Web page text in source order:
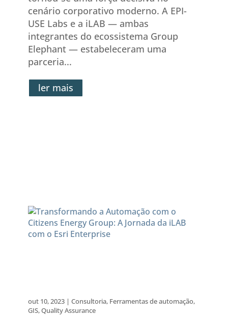
cenário corporativo moderno. A EPI-
USE Labs e a iLAB — ambas
integrantes do ecossistema Group
Elephant — estabeleceram uma
parceria...
ler mais
out 10, 2023| Consultoria, Ferramentas de automação,
GIS,Quality Assurance